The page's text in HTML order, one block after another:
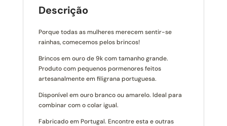
Descrição
Porque todas as mulheres merecem sentir-se
rainhas, comecemos pelos brincos!
Brincos em ouro de 9k com tamanho grande.
Produto com pequenos pormenores feitos
artesanalmente em filigrana portuguesa.
Disponível em ouro branco ou amarelo. Ideal para
combinar com o colar igual.
Fabricado em Portugal. Encontre esta e outras